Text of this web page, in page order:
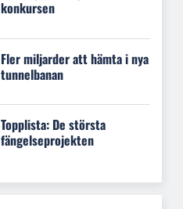
konkursen
Fler miljarder att hämta i nya
tunnelbanan
Topplista: De största
fängelseprojekten